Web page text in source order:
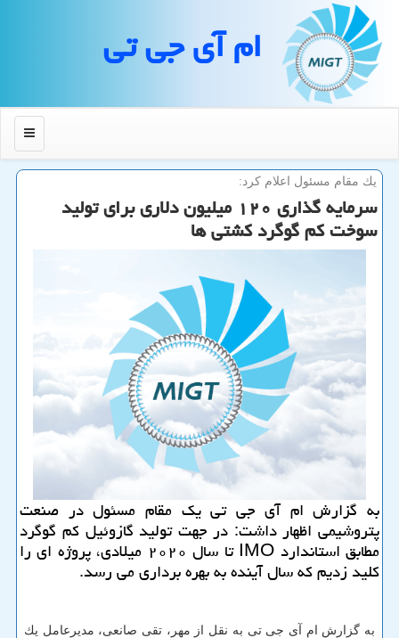
ام آی جی تی
منو
یك مقام مسئول اعلام كرد:
سرمایه گذاری ۱۲۰ میلیون دلاری برای تولید
سوخت كم گوگرد كشتی ها
به گزارش ام آی جی تی یك مقام مسئول در صنعت
پتروشیمی اظهار داشت: در جهت تولید گازوئیل كم گوگرد
مطابق استاندارد IMO تا سال ۲۰۲۰ میلادی، پروژه ای را
كلید زدیم كه سال آینده به بهره برداری می رسد.
به گزارش ام آی جی تی به نقل از مهر، تقی صانعی، مدیرعامل یك